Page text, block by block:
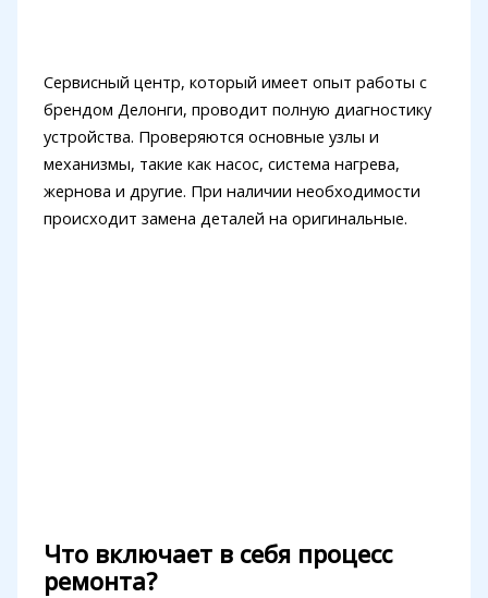
Сервисный центр, который имеет опыт работы с
брендом Делонги, проводит полную диагностику
устройства. Проверяются основные узлы и
механизмы, такие как насос, система нагрева,
жернова и другие. При наличии необходимости
происходит замена деталей на оригинальные.
Что включает в себя процесс
ремонта?